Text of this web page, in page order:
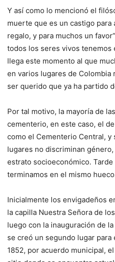
Y así como lo mencionó el
muerte que es un castigo para
regalo, y para muchos un
todos los seres vivos tenemos
llega este momento al que
en varios lugares de
ser querido que ya ha partido
Por tal motivo, la mayoría de
cementerio, en este caso, el
como el Cementerio Central,
lugares no discriminan
estrato socioeconómico.
terminamos en el mismo
Inicialmente los envigadeños
la capilla Nuestra Señora de
luego con la inauguración de
se creó un segundo lugar
1852, por acuerdo municipal,